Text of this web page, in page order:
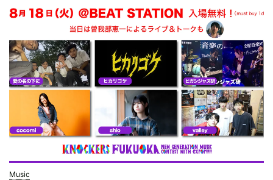
Music